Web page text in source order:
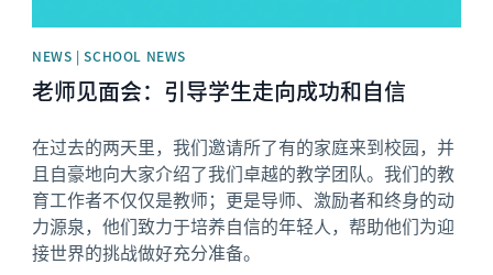
NEWS | SCHOOL NEWS
老师见面会：引导学生走向成功和自信
在过去的两天里，我们邀请所了有的家庭来到校园，并
且自豪地向大家介绍了我们卓越的教学团队。我们的教
育工作者不仅仅是教师；更是导师、激励者和终身的动
力源泉，他们致力于培养自信的年轻人，帮助他们为迎
接世界的挑战做好充分准备。